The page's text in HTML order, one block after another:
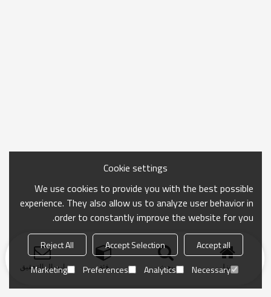
منزل بحث فئة ارسال التحقيق
Cookie settings
We use cookies to provide you with the best possible
experience. They also allow us to analyze user behavior in
order to constantly improve the website for you.
Accept all
Accept Selection
Reject All
Necessary
Analytics
Preferences
Marketing